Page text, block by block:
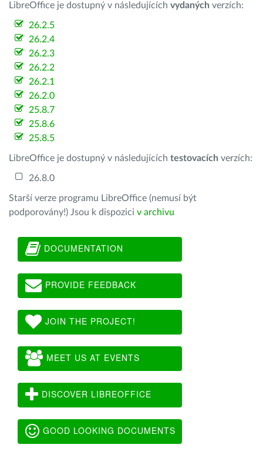
LibreOffice je dostupný v následujících vydaných verzích:
26.2.5
26.2.4
26.2.3
26.2.2
26.2.1
26.2.0
25.8.7
25.8.6
25.8.5
LibreOffice je dostupný v následujících testovacích verzích:
26.8.0
Starší verze programu LibreOffice (nemusí být
podporovány!) Jsou k dispozici v archivu
DOCUMENTATION
PROVIDE FEEDBACK
JOIN THE PROJECT!
MEET US AT EVENTS
DISCOVER LIBREOFFICE
GOOD LOOKING DOCUMENTS